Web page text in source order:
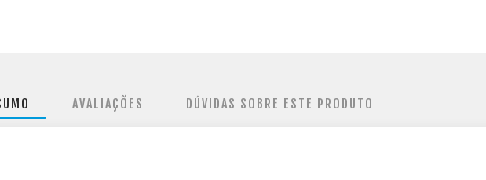
AVALIAÇÕES DÚVIDAS SOBRE ESTE PRODUTO